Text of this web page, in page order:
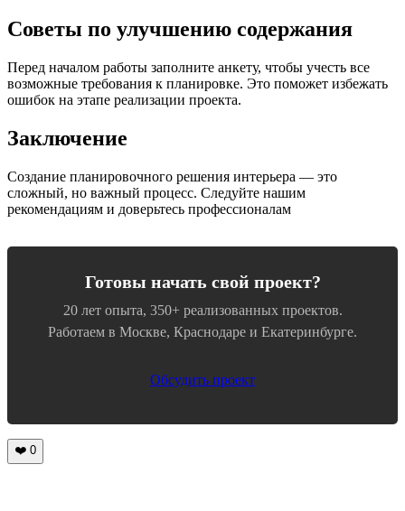
Советы по улучшению содержания
Перед началом работы заполните анкету, чтобы учесть все
возможные требования к планировке. Это поможет избежать
ошибок на этапе реализации проекта.
Заключение
Создание планировочного решения интерьера — это
сложный, но важный процесс. Следуйте нашим
рекомендациям и доверьтесь профессионалам
Готовы начать свой проект?
20 лет опыта, 350+ реализованных проектов.
Работаем в Москве, Краснодаре и Екатеринбурге.
Обсудить проект
❤️ 0